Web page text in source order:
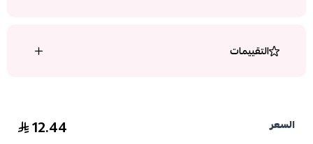
التقييمات
السعر 12.44